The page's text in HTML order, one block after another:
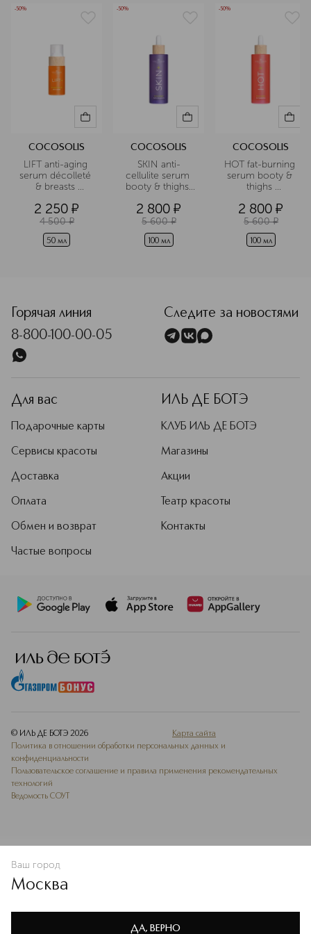
Политике конфиденциальности
-50%
COCOSOLIS
LIFT anti-aging
serum décolleté
& breasts
спрей для зоны
шеи, декольте,
груди
2 250 ¤
4 500 ¤
50 мл
-50%
COCOSOLIS
SKIN anti-
cellulite serum
booty & thighs
сыворотка для
тела
2 800 ¤
5 600 ¤
100 мл
-50%
COCOSOLIS
HOT fat-burning
serum booty &
thighs
сыворотка для
2 800 ¤
5 600 ¤
100 мл
В КОРЗИНУ
Горячая линия
8-800-100-00-05
Следите за новостями
Для вас
Подарочные карты
Сервисы красоты
Доставка
Оплата
Обмен и возврат
Частые вопросы
ИЛЬ ДЕ БОТЭ
КЛУБ ИЛЬ ДЕ БОТЭ
Магазины
Акции
Театр красоты
Контакты
© ИЛЬ ДЕ БОТЭ 2026
Карта сайта
Политика в отношении обработки персональных данных и
конфиденциальности
Пользовательское соглашение и правила применения рекомендательных
технологий
Ведомость СОУТ
Ваш город
Москва
ДА, ВЕРНО